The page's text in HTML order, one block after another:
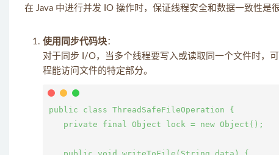
在 Java 中进行并发 IO 操作时，保证线程安全和数据一致性是
使用同步代码块：
对于同步 I/O，当多个线程要写入或读取同一个文件时，
程能访问文件的特定部分。
public class ThreadSafeFileOperation {
   private final Object lock = new Object();